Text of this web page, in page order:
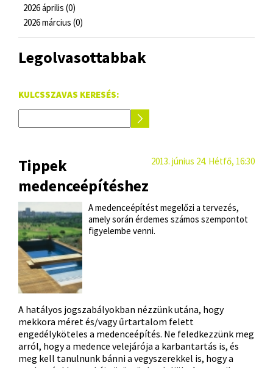
2026 április (0)
2026 március (0)
Legolvasottabbak
KULCSSZAVAS KERESÉS:
Tippek
medenceépítéshez
2013. június 24. Hétfő, 16:30
A medenceépítést megelőzi a tervezés,
amely során érdemes számos szempontot
figyelembe venni.
A hatályos jogszabályokban nézzünk utána, hogy
mekkora méret és/vagy űrtartalom felett
engedélyköteles a medenceépítés. Ne feledkezzünk meg
arról, hogy a medence velejárója a karbantartás is, és
meg kell tanulnunk bánni a vegyszerekkel is, hogy a